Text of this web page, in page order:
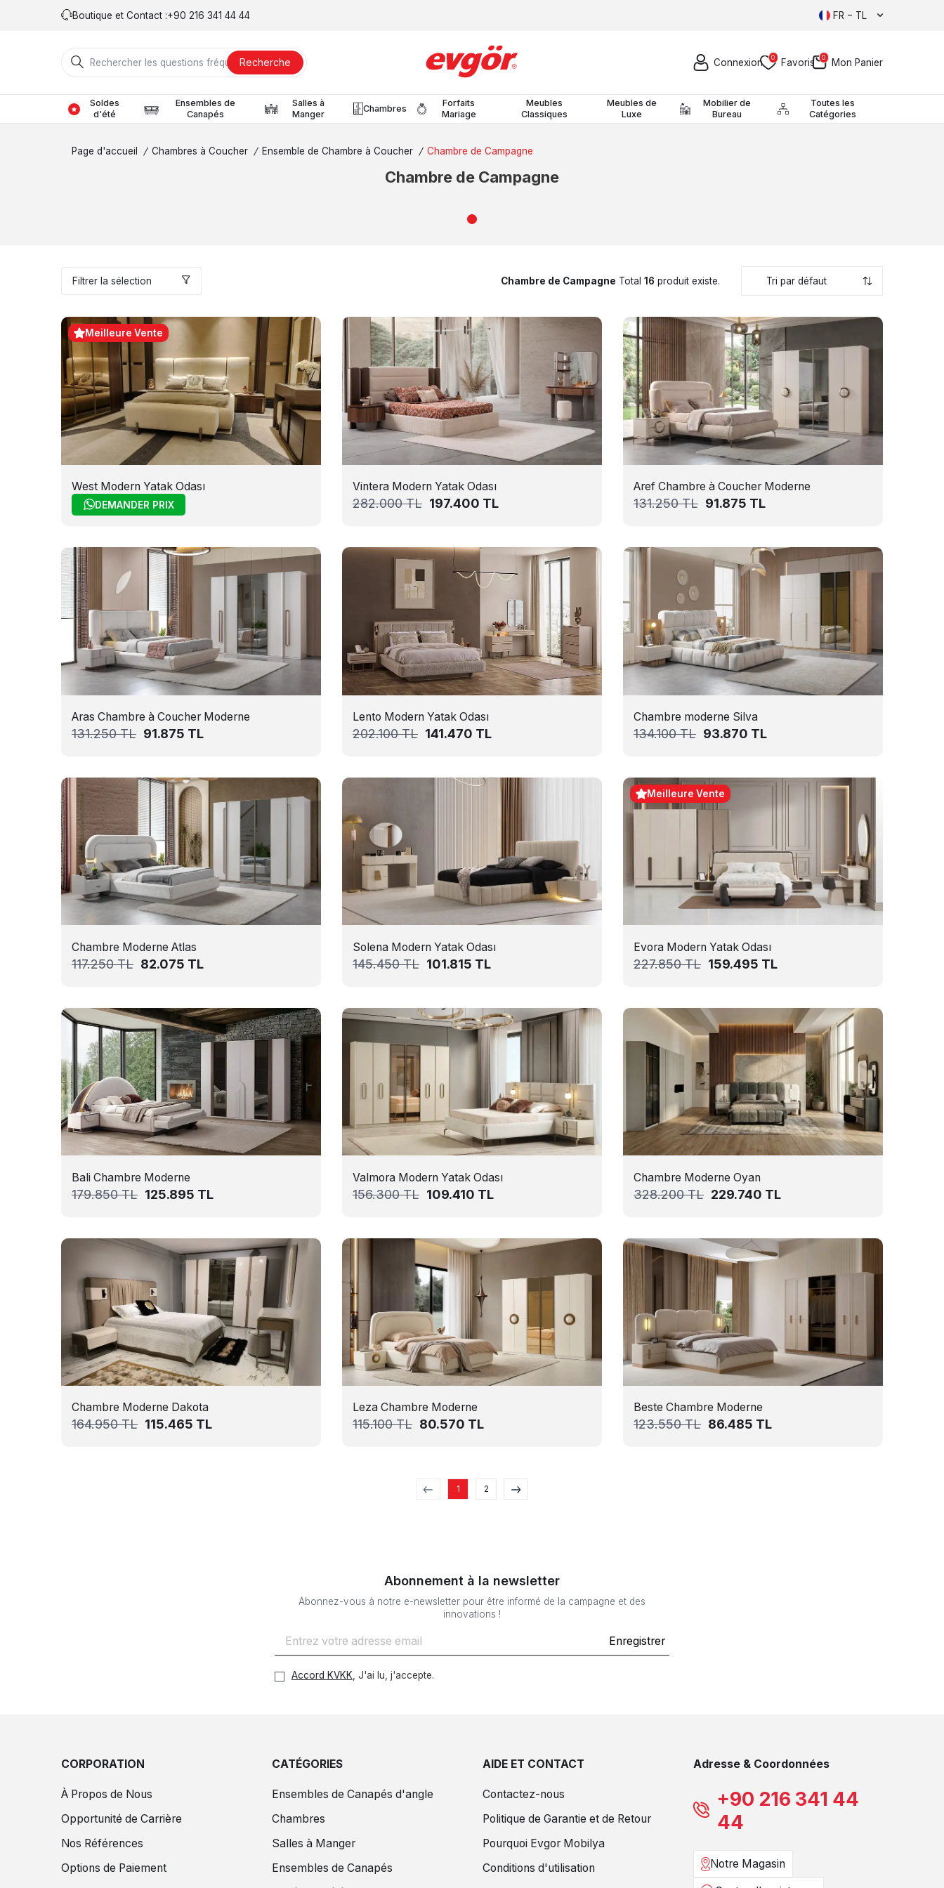
Boutique et Contact :+90 216 341 44 44 FR − TL
Recherche Connexion 0 Favoris 0 Mon Panier
Soldes
d'été
Ensembles de
Canapés
Salles à
Manger
Chambres
Forfaits
Mariage
Meubles
Classiques
Meubles de
Luxe
Mobilier de
Bureau
Toutes les
Catégories
Page d'accueil / Chambres à Coucher / Ensemble de Chambre à Coucher / Chambre de Campagne
Chambre de Campagne
Filtrer la sélection Chambre de Campagne Total 16 produit existe.
Meilleure Vente
West Modern Yatak Odası
DEMANDER PRIX
Vintera Modern Yatak Odası
282.000TL 197.400 TL
Aref Chambre à Coucher Moderne
131.250TL 91.875 TL
Aras Chambre à Coucher Moderne
131.250TL 91.875 TL
Lento Modern Yatak Odası
202.100TL 141.470 TL
Chambre moderne Silva
134.100TL 93.870 TL
Chambre Moderne Atlas
117.250TL 82.075 TL
Solena Modern Yatak Odası
145.450TL 101.815 TL
Meilleure Vente
Evora Modern Yatak Odası
227.850TL 159.495 TL
Bali Chambre Moderne
179.850TL 125.895 TL
Valmora Modern Yatak Odası
156.300TL 109.410 TL
Chambre Moderne Oyan
328.200TL 229.740 TL
Chambre Moderne Dakota
164.950TL 115.465 TL
Leza Chambre Moderne
115.100TL 80.570 TL
Beste Chambre Moderne
123.550TL 86.485 TL
1 2
Abonnement à la newsletter
Abonnez-vous à notre e-newsletter pour être informé de la campagne et des
innovations !
Enregistrer
Accord KVKK, J'ai lu, j'accepte.
CORPORATION
À Propos de Nous
Opportunité de Carrière
Nos Références
Options de Paiement
CATÉGORIES
Ensembles de Canapés d'angle
Chambres
Salles à Manger
Ensembles de Canapés
AIDE ET CONTACT
Contactez-nous
Politique de Garantie et de Retour
Pourquoi Evgor Mobilya
Conditions d'utilisation
Adresse & Coordonnées
+90 216 341 44
44
Notre Magasin